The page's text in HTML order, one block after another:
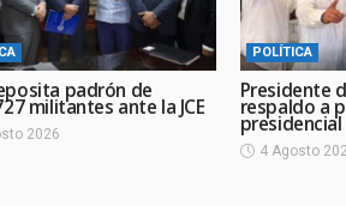
padrón de
militantes ante la JCE
2026
POLÍTICA
Presidente
respaldo a
4 Agosto